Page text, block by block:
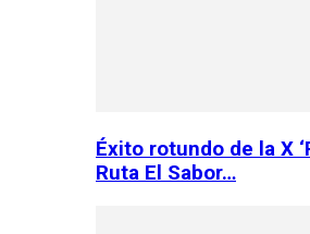
Éxito rotundo de la X
Ruta El Sabor…